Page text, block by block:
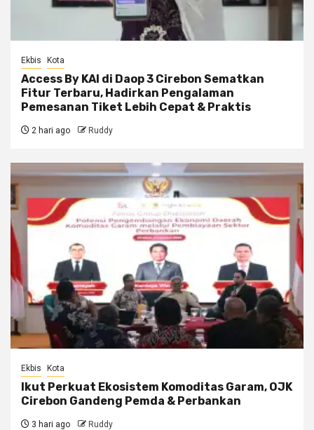
Ekbis Kota
Access By KAI di Daop 3 Cirebon Sematkan
Fitur Terbaru, Hadirkan Pengalaman
Pemesanan Tiket Lebih Cepat & Praktis
2 hari ago Ruddy
Ekbis Kota
Ikut Perkuat Ekosistem Komoditas Garam, OJK
Cirebon Gandeng Pemda & Perbankan
3 hari ago Ruddy